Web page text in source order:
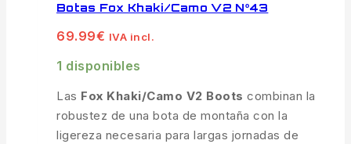
Botas Fox Khaki/Camo V2 Nº43
69.99€ IVA incl.
1 disponibles
Las Fox Khaki/Camo V2 Boots combinan la
robustez de una bota de montaña con la
ligereza necesaria para largas jornadas de